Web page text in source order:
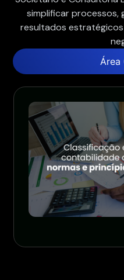
simplificar processos,
resultados
Área